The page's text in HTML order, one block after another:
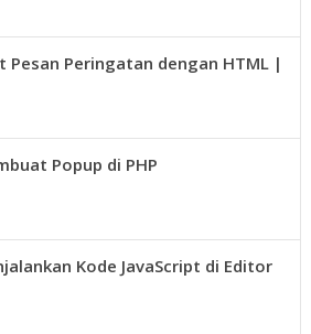
Pesan Peringatan dengan HTML |
Popup di PHP
Kode JavaScript di Editor